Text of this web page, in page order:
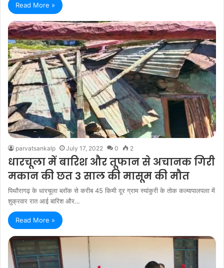
Read More »
parvatsankalp July 17, 2022 0 2
धारचूला में बारिश और तूफान से अचानक गिरी
मकान की छत 3 साल की मासूम की मौत
पिथौरागढ़ के धारचूला ब्लॉक से करीब 45 किमी दूर ग्राम स्यांकुरी के तोक कल्यापालपला में
शुक्रवार रात आई बारिश और…
Read More »